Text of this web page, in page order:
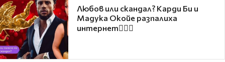
Любов или скандал? Карди Би и
Мадука Окойе разпалиха
интернет❤️‍🔥🔥